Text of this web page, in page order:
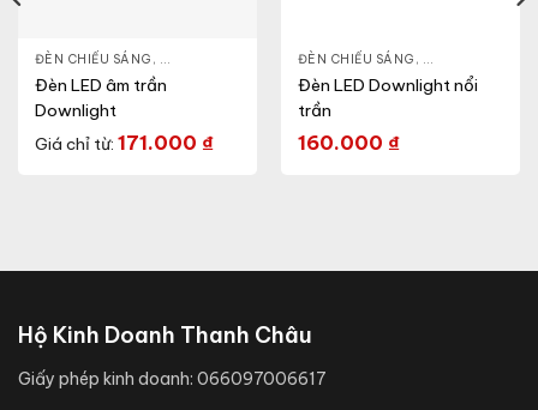
ĐÈN CHIẾU SÁNG , ĐÈN LED DOWNLIGHT, THIẾT BỊ CHIẾU SÁNG
Đèn LED âm trần
Downlight
Giá chỉ từ: 171.000 ₫
ĐÈN CHIẾU SÁNG , ĐÈN LED
Đèn LED Downlight nổi
trần
160.000 ₫
, THIẾT BỊ CHIẾU SÁNG
Hộ Kinh Doanh Thanh Châu
Giấy phép kinh doanh: 066097006617